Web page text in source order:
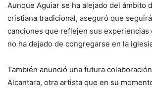
Aunque Aguiar se ha alejado del ámbito
cristiana tradicional, aseguró que
canciones que reflejen sus experiencias
no ha dejado de congregarse en la
También anunció una futura
Alcantara, otra artista que en su